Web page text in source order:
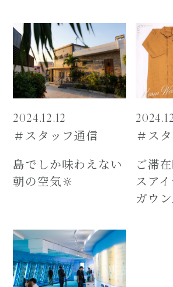
2024.12.12
＃スタッフ通信
島でしか味わえない
朝の空気🔆
＃ス
ご滞
スア
ガウン